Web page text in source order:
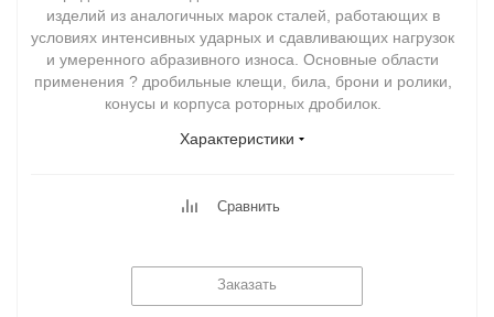
изделий из аналогичных марок сталей, работающих в
условиях интенсивных ударных и сдавливающих нагрузок
и умеренного абразивного износа. Основные области
применения ? дробильные клещи, била, брони и ролики,
конусы и корпуса роторных дробилок.
Характеристики
Сравнить
Заказать